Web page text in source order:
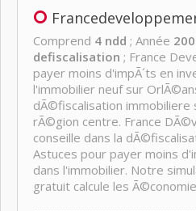
Comprend 4 ndd ; Année
defiscalisation ; France
payer moins d'impÃ´ts en
l'immobilier neuf sur
dÃ©fiscalisation immobiliere
rÃ©gion centre. France
conseille dans la
Astuces pour payer moins
dans l'immobilier. Notre
gratuit calcule les